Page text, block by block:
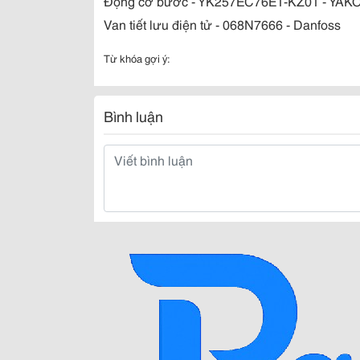
Van tiết lưu điện tử - 068N7666 - Danfoss
Từ khóa gợi ý:
Bình luận